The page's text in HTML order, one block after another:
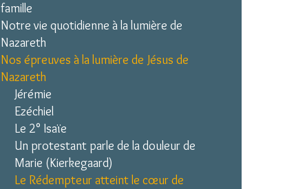
famille
Notre vie quotidienne à la lumière de
Nazareth
Nos épreuves à la lumière de Jésus de
Nazareth
Jérémie
Ezéchiel
Le 2° Isaïe
Un protestant parle de la douleur de
Marie (Kierkegaard)
Le Rédempteur atteint le cœur de